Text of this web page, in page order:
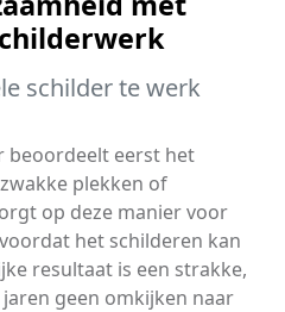
schilder te werk
beoordeelt eerst het
plekken of
op deze manier voor
het schilderen kan
resultaat is een strakke,
geen omkijken naar